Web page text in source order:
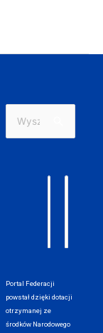
Szukaj
Portal Federacji
powstał dzięki dotacji
otrzymanej ze
środków Narodowego